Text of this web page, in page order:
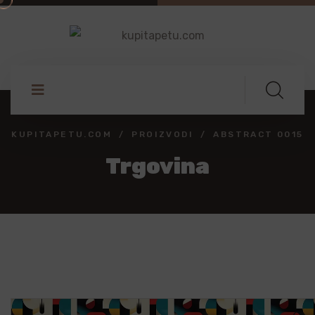
KUPITAPETU.COM PROIZVODI ABSTRACT 0015
Trgovina